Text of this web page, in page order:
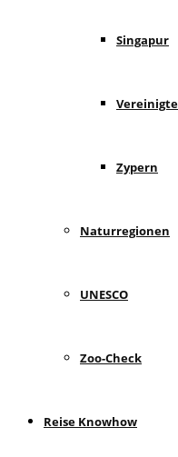
Singapur
Zypern
Naturregionen
UNESCO
Zoo-Check
Reise Knowhow